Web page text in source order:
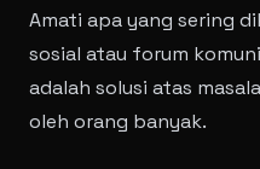
Amati apa yang sering
sosial atau forum
adalah solusi atas
oleh orang banyak.